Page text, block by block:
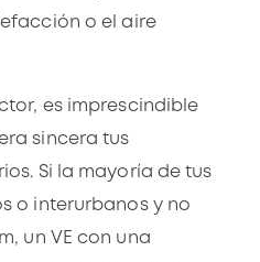
o el aire
es imprescindible
sincera tus
Si la mayoría de tus
o interurbanos y no
un VE con una